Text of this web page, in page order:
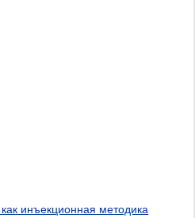
инъекционная методика